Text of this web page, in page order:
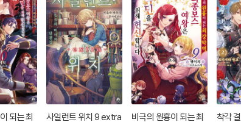
되는 최
사일런트 위치 9 extra
비극의 원흉이 되는 최
착각